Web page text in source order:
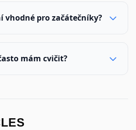
vhodné pro začátečníky?
mám cvičit?